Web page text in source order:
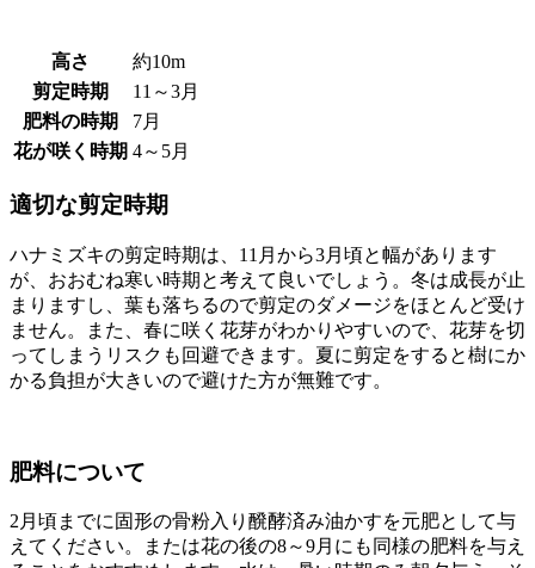
高さ
約10m
剪定時期
11～3月
肥料の時期
7月
花が咲く時期 4～5月
適切な剪定時期
ハナミズキの剪定時期は、11月から3月頃と幅があります
が、おおむね寒い時期と考えて良いでしょう。冬は成長が止
まりますし、葉も落ちるので剪定のダメージをほとんど受け
ません。また、春に咲く花芽がわかりやすいので、花芽を切
ってしまうリスクも回避できます。夏に剪定をすると樹にか
かる負担が大きいので避けた方が無難です。
肥料について
2月頃までに固形の骨粉入り醗酵済み油かすを元肥として与
えてください。または花の後の8～9月にも同様の肥料を与え